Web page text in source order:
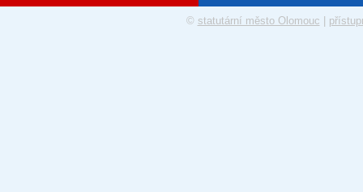
© statutární město Olomouc